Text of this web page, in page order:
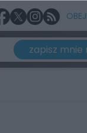
zapisz